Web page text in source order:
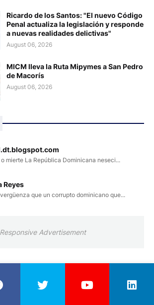
Ricardo de los Santos: "El nuevo Código
Penal actualiza la legislación y responde
a nuevas realidades delictivas"
August 06, 2026
MICM lleva la Ruta Mipymes a San Pedro
de Macorís
August 06, 2026
mierte La República Dominicana neseci...
Reyes
que un corrupto dominicano que...
Responsive Advertisement